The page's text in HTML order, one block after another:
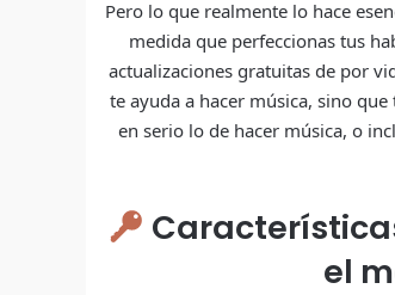
Pero lo que realmente lo hace
medida que perfeccionas tus
actualizaciones gratuitas de por
te ayuda a hacer música, sino
en serio lo de hacer música, o
el